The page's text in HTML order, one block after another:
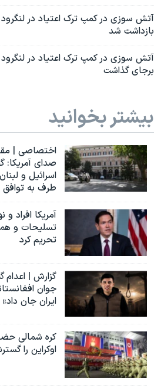
بازداشت شد
برجای گذاشت
بیشتر بخوانید
اختصاصی |
صدای آمریکا:
اسرائیل و
طرف به توافق
آمریکا افراد
تسلیحات و
تحریم کرد
گزارش |
جوان
ایران جان داد»
کره شمالی
اوکراین را